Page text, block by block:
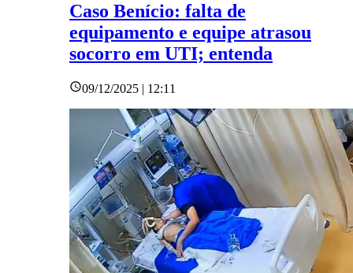
Caso Benício: falta de
equipamento e equipe atrasou
socorro em UTI; entenda
09/12/2025 | 12:11